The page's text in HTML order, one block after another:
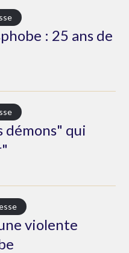
: 25 ans de
démons" qui
violente